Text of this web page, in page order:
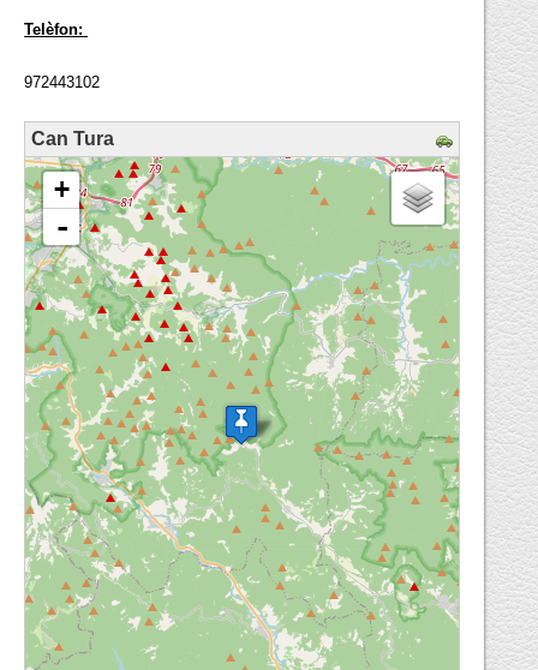
Telèfon:
972443102
Can Tura
loading map - please wait...
+
-